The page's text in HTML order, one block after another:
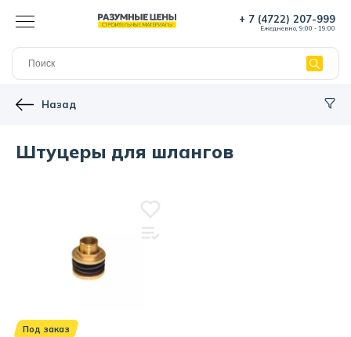
+ 7 (4722) 207-999
Ежедневно, 9:00 - 19:00
Назад
Штуцеры для шлангов
Под заказ